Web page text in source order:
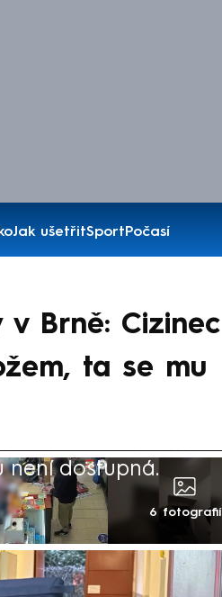
Jak ušetřitSportPočasí
Brně: Cizinec
ta se mu
není dostupná.
6 fotografií